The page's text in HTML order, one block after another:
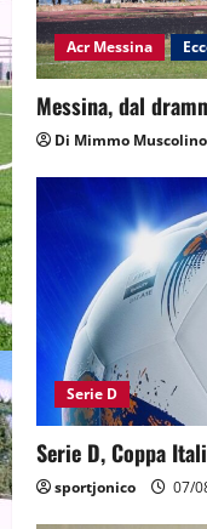
Acr Messina
Messina, dal
Di Mimmo Muscolino
Serie D
Serie D, Coppa
sportjonico 07/